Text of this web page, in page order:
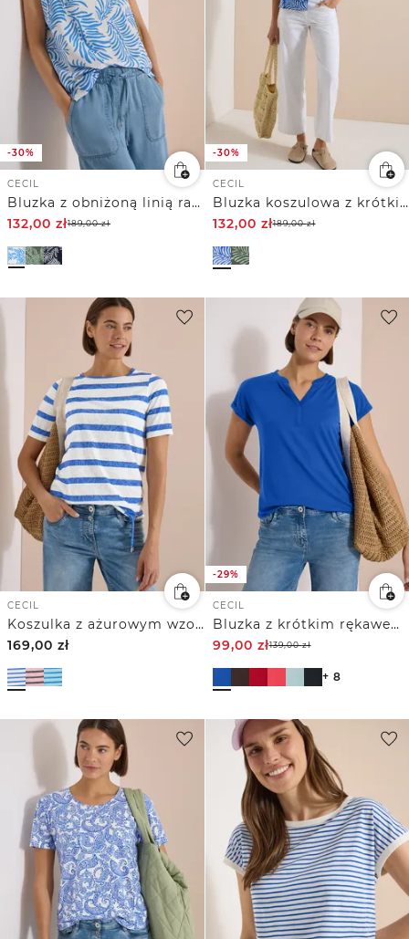
-30%
CECIL
Bluzka z obniżoną linią ramion z nadrukiem
132,00 zł189,00zł
-30%
CECIL
Bluzka koszulowa z krótkim rękawem i nadrukiem
132,00 zł189,00zł
CECIL
Koszulka z ażurowym wzorem
169,00 zł
-29%
CECIL
Bluzka z krótkim rękawem w stylu tuniki
99,00 zł139,00zł
+ 8